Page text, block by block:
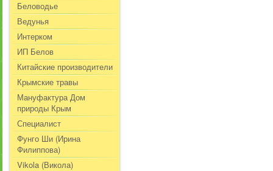
Беловодье
Ведунья
Интерком
ИП Белов
Китайские производители
Крымские травы
Мануфактура Дом
природы Крым
Специалист
Фунго Ши (Ирина
Филиппова)
Vikola (Викола)